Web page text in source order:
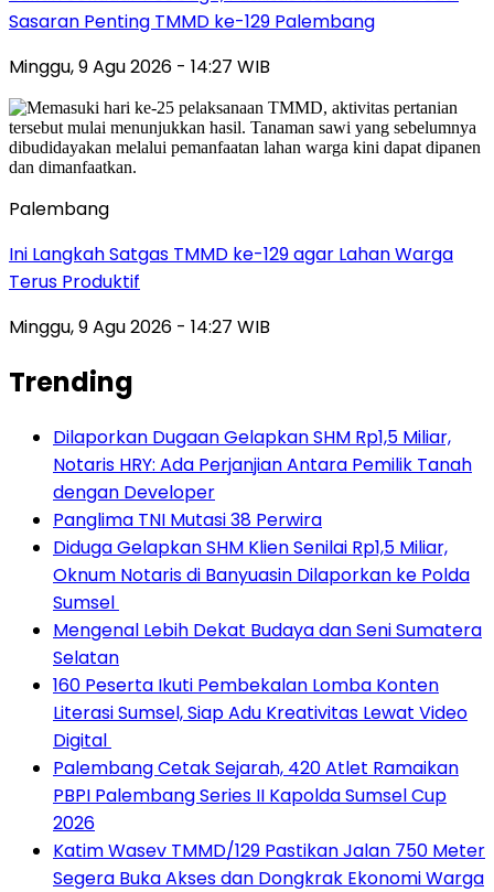
Sasaran Penting TMMD ke-129 Palembang
Minggu, 9 Agu 2026 - 14:27 WIB
Palembang
Ini Langkah Satgas TMMD ke-129 agar Lahan Warga
Terus Produktif
Minggu, 9 Agu 2026 - 14:27 WIB
Trending
Dilaporkan Dugaan Gelapkan SHM Rp1,5 Miliar,
Notaris HRY: Ada Perjanjian Antara Pemilik Tanah
dengan Developer
Panglima TNI Mutasi 38 Perwira
Diduga Gelapkan SHM Klien Senilai Rp1,5 Miliar,
Oknum Notaris di Banyuasin Dilaporkan ke Polda
Sumsel ‎
Mengenal Lebih Dekat Budaya dan Seni Sumatera
Selatan
160 Peserta Ikuti Pembekalan Lomba Konten
Literasi Sumsel, Siap Adu Kreativitas Lewat Video
Digital ‎
Palembang Cetak Sejarah, 420 Atlet Ramaikan
PBPI Palembang Series II Kapolda Sumsel Cup
2026
Katim Wasev TMMD/129 Pastikan Jalan 750 Meter
Segera Buka Akses dan Dongkrak Ekonomi Warga